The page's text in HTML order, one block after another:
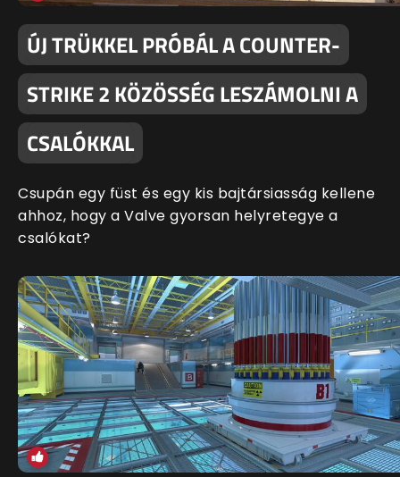
ÚJ TRÜKKEL PRÓBÁL A COUNTER-
STRIKE 2 KÖZÖSSÉG LESZÁMOLNI A
CSALÓKKAL
Csupán egy füst és egy kis bajtársiasság kellene
ahhoz, hogy a Valve gyorsan helyretegye a
csalókat?